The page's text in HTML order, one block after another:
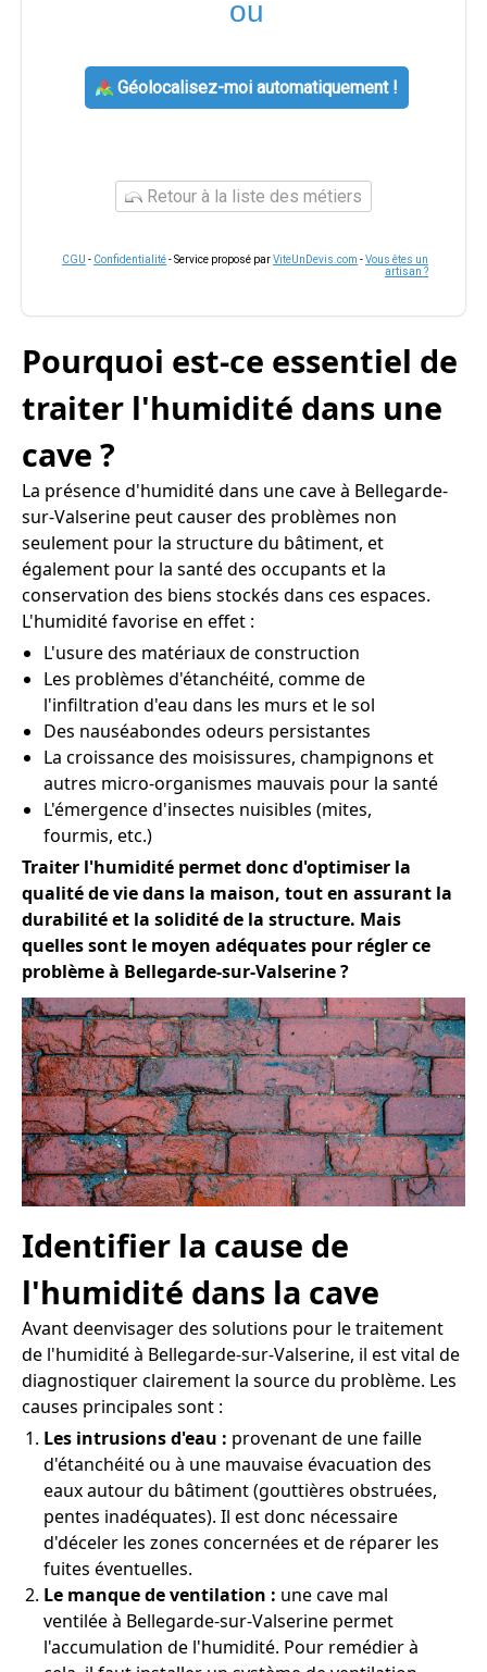
ou
Géolocalisez-moi automatiquement !
Retour à la liste des métiers
CGU - Confidentialité- Service proposé parViteUnDevis.com -Vous êtes un
artisan ?
Pourquoi est-ce essentiel de
traiter l'humidité dans une
cave ?
La présence d'humidité dans une cave à Bellegarde-
sur-Valserine peut causer des problèmes non
seulement pour la structure du bâtiment, et
également pour la santé des occupants et la
conservation des biens stockés dans ces espaces.
L'humidité favorise en effet :
L'usure des matériaux de construction
Les problèmes d'étanchéité, comme de
l'infiltration d'eau dans les murs et le sol
Des nauséabondes odeurs persistantes
La croissance des moisissures, champignons et
autres micro-organismes mauvais pour la santé
L'émergence d'insectes nuisibles (mites,
fourmis, etc.)
Traiter l'humidité permet donc d'optimiser la
qualité de vie dans la maison, tout en assurant la
durabilité et la solidité de la structure. Mais
quelles sont le moyen adéquates pour régler ce
problème à Bellegarde-sur-Valserine ?
Identifier la cause de
l'humidité dans la cave
Avant deenvisager des solutions pour le traitement
de l'humidité à Bellegarde-sur-Valserine, il est vital de
diagnostiquer clairement la source du problème. Les
causes principales sont :
Les intrusions d'eau : provenant de une faille
d'étanchéité ou à une mauvaise évacuation des
eaux autour du bâtiment (gouttières obstruées,
pentes inadéquates). Il est donc nécessaire
d'déceler les zones concernées et de réparer les
fuites éventuelles.
Le manque de ventilation : une cave mal
ventilée à Bellegarde-sur-Valserine permet
l'accumulation de l'humidité. Pour remédier à